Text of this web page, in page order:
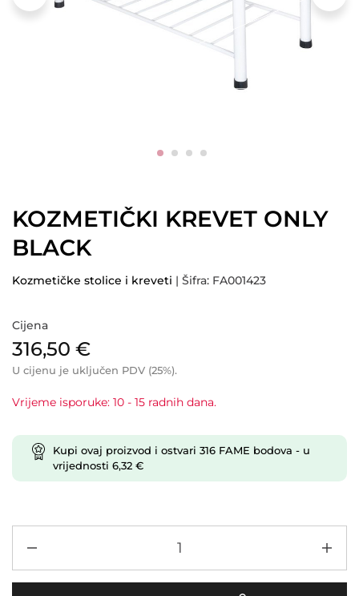
KOZMETIČKI KREVET ONLY
BLACK
Kozmetičke stolice i kreveti | Šifra: FA001423
Cijena
316,50 €
U cijenu je uključen PDV (25%).
Vrijeme isporuke: 10 - 15 radnih dana.
Kupi ovaj proizvod i ostvari 316 FAME bodova - u
vrijednosti 6,32 €